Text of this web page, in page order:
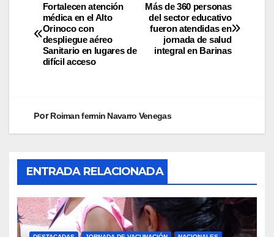
Más de 360 personas
del sector educativo
fueron atendidas en
jornada de salud
integral en Barinas
Fortalecen atención
médica en el Alto
Orinoco con
despliegue aéreo
Sanitario en lugares de
difícil acceso
PorRoiman fermin Navarro Venegas
ENTRADA RELACIONADA